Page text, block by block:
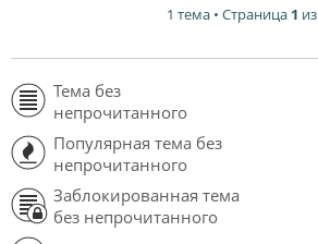
1 тема • Страница 1 из
Тема без
непрочитанного
Популярная тема без
непрочитанного
Заблокированная тема
без непрочитанного